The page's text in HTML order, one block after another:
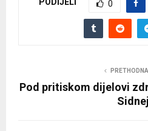
PODIJELI 0
Pod pritiskom dijelovi